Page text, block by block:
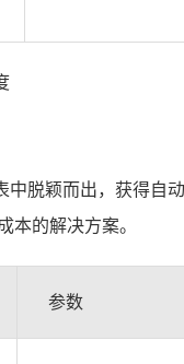
中脱颖而出，获得自
本的解决方案。
参数